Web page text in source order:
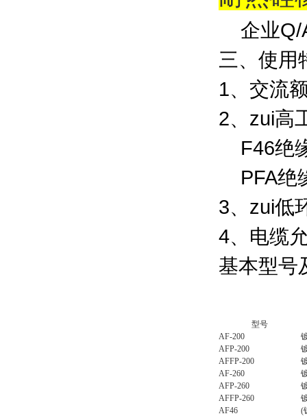
企业Q/
三、使
1、交流
2、zui高
F46绝
PFA绝
3、zui低
4、电缆
基本型号
型号
AF-200
AFP-200
AFFP-200
AF-260
AFP-260
AFFP-260
AF46
(